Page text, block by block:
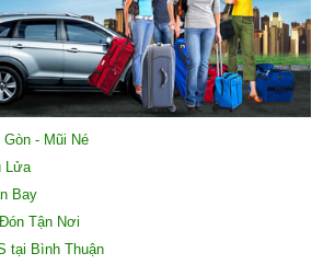
- Mũi Né
Lửa
Bay
Tận Nơi
tại Bình Thuận